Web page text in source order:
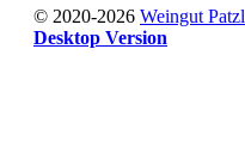
© 2020-2026 Weingut Patzl
Desktop Version